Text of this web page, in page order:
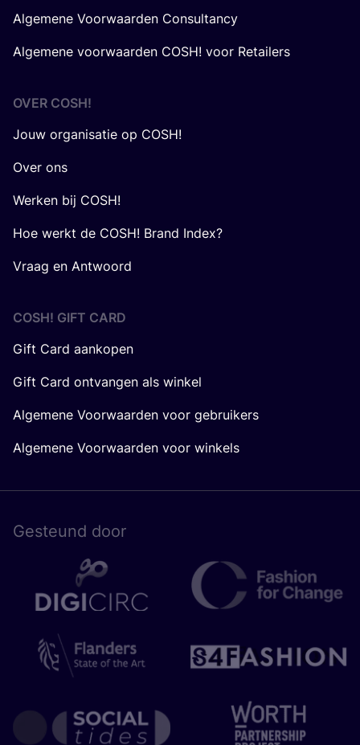
Algemene Voorwaarden Consultancy
Algemene voorwaarden COSH! voor Retailers
OVER COSH!
Jouw organisatie op COSH!
Over ons
Werken bij COSH!
Hoe werkt de COSH! Brand Index?
Vraag en Antwoord
COSH! GIFT CARD
Gift Card aankopen
Gift Card ontvangen als winkel
Algemene Voorwaarden voor gebruikers
Algemene Voorwaarden voor winkels
Gesteund door